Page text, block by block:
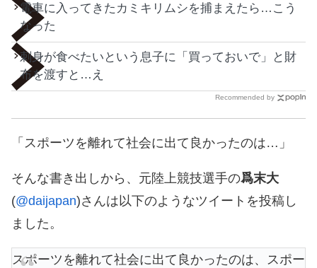
電車に入ってきたカミキリムシを捕まえたら…こう
なった
刺身が食べたいという息子に「買っておいで」と財
布を渡すと…え
Recommended by
「スポーツを離れて社会に出て良かったのは…」
そんな書き出しから、元陸上競技選手の爲末大
(@daijapan)さんは以下のようなツイートを投稿し
ました。
スポーツを離れて社会に出て良かったのは、スポー